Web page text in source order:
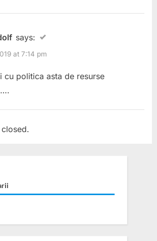
says:
at 7:14 pm
cu politica asta de resurse